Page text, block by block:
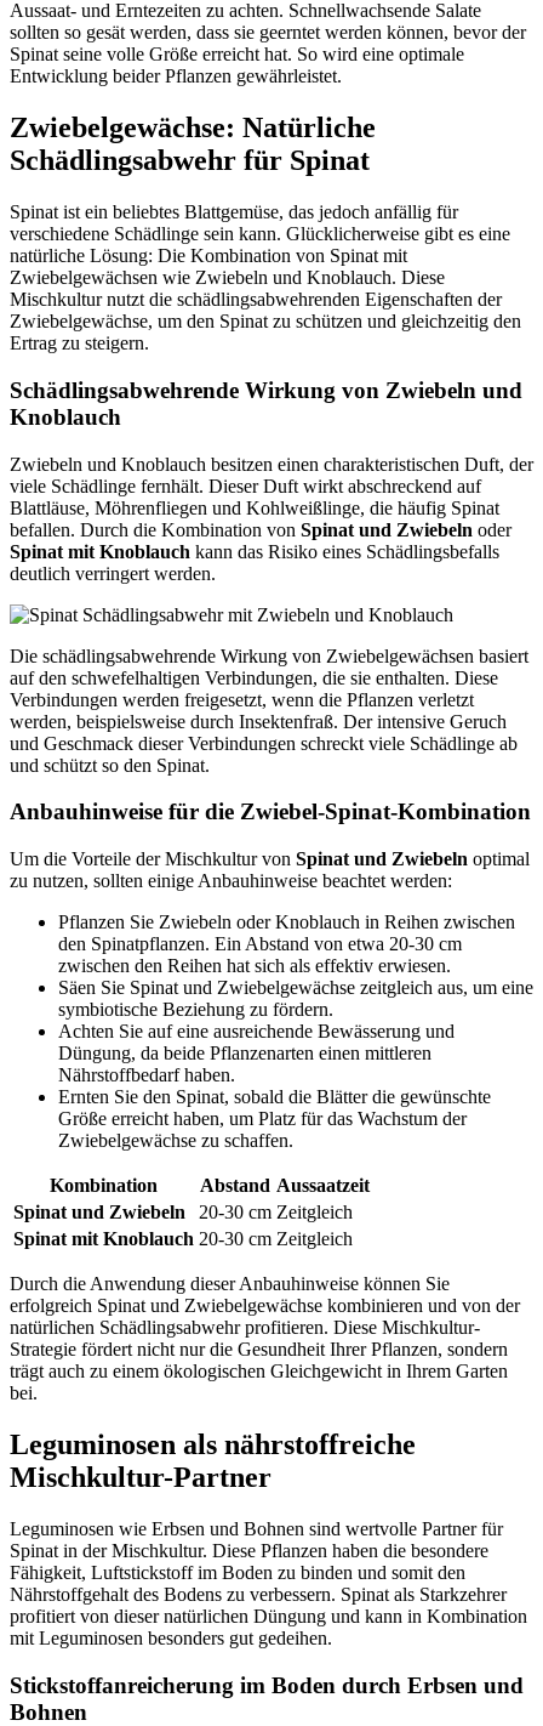
Aussaat- und Erntezeiten zu achten. Schnellwachsende Salate
sollten so gesät werden, dass sie geerntet werden können, bevor der
Spinat seine volle Größe erreicht hat. So wird eine optimale
Entwicklung beider Pflanzen gewährleistet.
Zwiebelgewächse: Natürliche
Schädlingsabwehr für Spinat
Spinat ist ein beliebtes Blattgemüse, das jedoch anfällig für
verschiedene Schädlinge sein kann. Glücklicherweise gibt es eine
natürliche Lösung: Die Kombination von Spinat mit
Zwiebelgewächsen wie Zwiebeln und Knoblauch. Diese
Mischkultur nutzt die schädlingsabwehrenden Eigenschaften der
Zwiebelgewächse, um den Spinat zu schützen und gleichzeitig den
Ertrag zu steigern.
Schädlingsabwehrende Wirkung von Zwiebeln und
Knoblauch
Zwiebeln und Knoblauch besitzen einen charakteristischen Duft, der
viele Schädlinge fernhält. Dieser Duft wirkt abschreckend auf
Blattläuse, Möhrenfliegen und Kohlweißlinge, die häufig Spinat
befallen. Durch die Kombination von Spinat und Zwiebeln oder
Spinat mit Knoblauch kann das Risiko eines Schädlingsbefalls
deutlich verringert werden.
Die schädlingsabwehrende Wirkung von Zwiebelgewächsen basiert
auf den schwefelhaltigen Verbindungen, die sie enthalten. Diese
Verbindungen werden freigesetzt, wenn die Pflanzen verletzt
werden, beispielsweise durch Insektenfraß. Der intensive Geruch
und Geschmack dieser Verbindungen schreckt viele Schädlinge ab
und schützt so den Spinat.
Anbauhinweise für die Zwiebel-Spinat-Kombination
Um die Vorteile der Mischkultur von Spinat und Zwiebeln optimal
zu nutzen, sollten einige Anbauhinweise beachtet werden:
Pflanzen Sie Zwiebeln oder Knoblauch in Reihen zwischen
den Spinatpflanzen. Ein Abstand von etwa 20-30 cm
zwischen den Reihen hat sich als effektiv erwiesen.
Säen Sie Spinat und Zwiebelgewächse zeitgleich aus, um eine
symbiotische Beziehung zu fördern.
Achten Sie auf eine ausreichende Bewässerung und
Düngung, da beide Pflanzenarten einen mittleren
Nährstoffbedarf haben.
Ernten Sie den Spinat, sobald die Blätter die gewünschte
Größe erreicht haben, um Platz für das Wachstum der
Zwiebelgewächse zu schaffen.
Kombination Abstand Aussaatzeit
Spinat und Zwiebeln
20-30 cm Zeitgleich
Spinat mit Knoblauch 20-30 cm Zeitgleich
Durch die Anwendung dieser Anbauhinweise können Sie
erfolgreich Spinat und Zwiebelgewächse kombinieren und von der
natürlichen Schädlingsabwehr profitieren. Diese Mischkultur-
Strategie fördert nicht nur die Gesundheit Ihrer Pflanzen, sondern
trägt auch zu einem ökologischen Gleichgewicht in Ihrem Garten
bei.
Leguminosen als nährstoffreiche
Mischkultur-Partner
Leguminosen wie Erbsen und Bohnen sind wertvolle Partner für
Spinat in der Mischkultur. Diese Pflanzen haben die besondere
Fähigkeit, Luftstickstoff im Boden zu binden und somit den
Nährstoffgehalt des Bodens zu verbessern. Spinat als Starkzehrer
profitiert von dieser natürlichen Düngung und kann in Kombination
mit Leguminosen besonders gut gedeihen.
Stickstoffanreicherung im Boden durch Erbsen und
Bohnen